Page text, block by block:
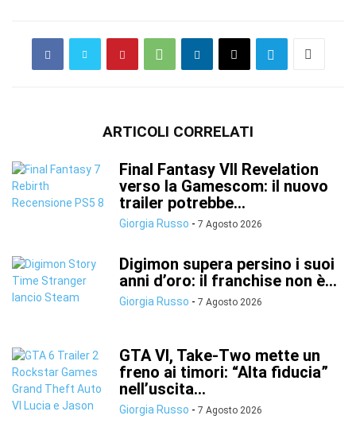
ARTICOLI CORRELATI
Final Fantasy VII Revelation
verso la Gamescom: il nuovo
trailer potrebbe...
Giorgia Russo - 7 Agosto 2026
Digimon supera persino i suoi
anni d’oro: il franchise non è...
Giorgia Russo - 7 Agosto 2026
GTA VI, Take-Two mette un
freno ai timori: “Alta fiducia”
nell’uscita...
Giorgia Russo - 7 Agosto 2026